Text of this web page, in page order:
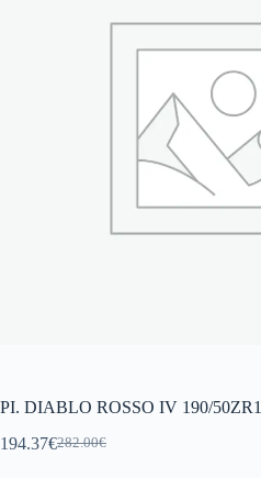
PI. DIABLO ROSSO IV 190/
282.00€
194.37€